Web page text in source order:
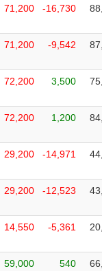
71,200 -16,730
71,200 -9,542
72,200 3,500
72,200 1,200
29,200 -14,971
29,200 -12,523
14,550 -5,361
59,000 540